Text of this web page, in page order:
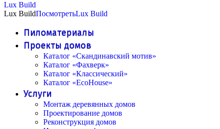
Lux Build
Lux BuildПосмотретьLux Build
Пиломатериалы
Проекты домов
Каталог «Скандинавский мотив»
Каталог «Фахверк»
Каталог «Классический»
Каталог «EcoHouse»
Услуги
Монтаж деревянных домов
Проектирование домов
Реконструкция домов